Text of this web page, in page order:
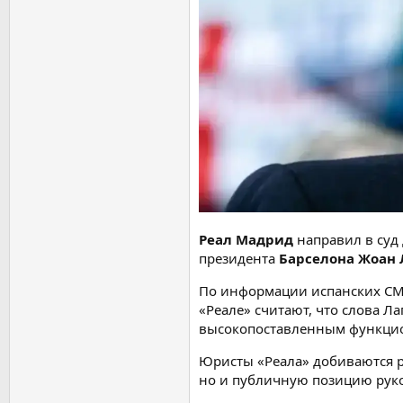
Реал Мадрид направил в
президента Барселона Жоан
По информации испанских
«Реале» считают, что слова
высокопоставленным
Юристы «Реала» добиваются
но и публичную позицию